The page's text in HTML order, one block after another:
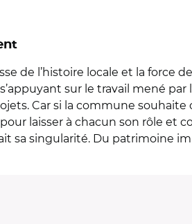
de l’histoire locale et la force
sur le travail mené
Car si la commune
laisser à chacun son rôle et
sa singularité. Du patrimoine